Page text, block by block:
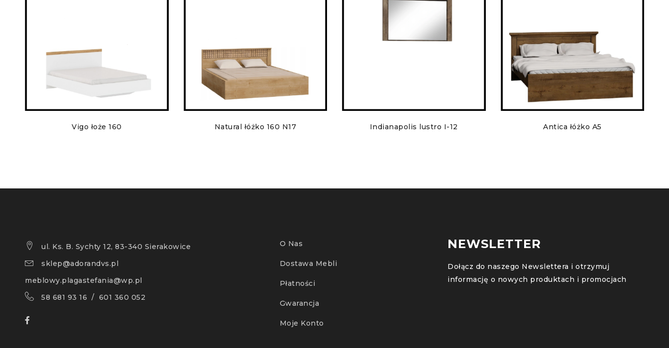
Vigo łoże 160 Natural łóżko 160 N17 Indianapolis lustro I-12 Antica łóżko A5
ul. Ks. B. Sychty 12, 83-340 Sierakowice
sklep@adorandvs.pl
meblowy.plagastefania@wp.pl
58 681 93 16 / 601 360 052
O Nas
Dostawa Mebli
Płatności
Gwarancja
Moje Konto
NEWSLETTER
Dołącz do naszego Newslettera i otrzymuj
informację o nowych produktach i promocjach